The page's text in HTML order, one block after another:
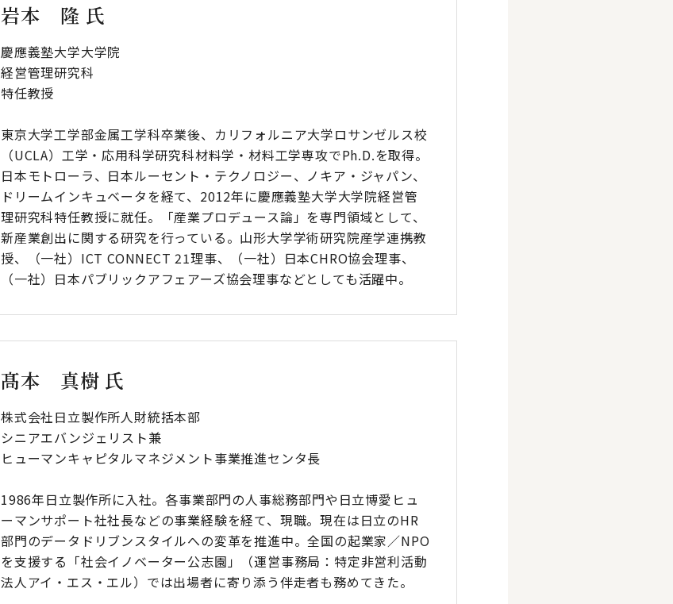
岩本 隆 氏
慶應義塾大学大学院
経営管理研究科
特任教授
東京大学工学部金属工学科卒業後、カリフォルニア大学ロサンゼルス校
（UCLA）工学・応用科学研究科材料学・材料工学専攻でPh.D.を取得。
日本モトローラ、日本ルーセント・テクノロジー、ノキア・ジャパン、
ドリームインキュベータを経て、2012年に慶應義塾大学大学院経営管
理研究科特任教授に就任。「産業プロデュース論」を専門領域として、
新産業創出に関する研究を行っている。山形大学学術研究院産学連携教
授、（一社）ICT CONNECT 21理事、（一社）日本CHRO協会理事、
（一社）日本パブリックアフェアーズ協会理事などとしても活躍中。
髙本 真樹 氏
株式会社日立製作所人財統括本部
シニアエバンジェリスト兼
ヒューマンキャピタルマネジメント事業推進センタ長
1986年日立製作所に入社。各事業部門の人事総務部門や日立博愛ヒュ
ーマンサポート社社長などの事業経験を経て、現職。現在は日立のHR
部門のデータドリブンスタイルへの変革を推進中。全国の起業家／NPO
を支援する「社会イノベーター公志園」（運営事務局：特定非営利活動
法人アイ・エス・エル）では出場者に寄り添う伴走者も務めてきた。